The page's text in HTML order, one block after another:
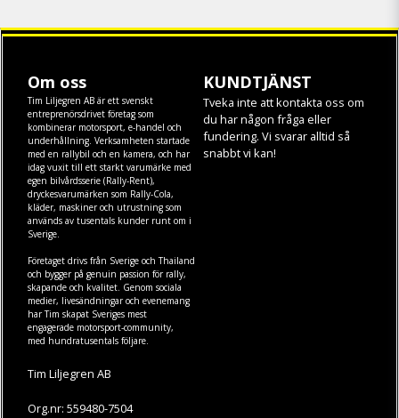
Om oss
Tim Liljegren AB är ett svenskt
entreprenörsdrivet företag som
kombinerar motorsport, e-handel och
underhållning. Verksamheten startade
med en rallybil och en kamera, och har
idag vuxit till ett starkt varumärke med
egen bilvårdsserie (Rally-Rent),
dryckesvarumärken som Rally-Cola,
kläder, maskineroch utrustning som
används av tusentals kunder runt om i
Sverige.
Företaget drivs från Sverige och Thailand
och bygger på genuin passion för rally,
skapande och kvalitet. Genom sociala
medier, livesändningar och evenemang
har Tim skapat Sveriges mest
engagerade motorsport-community,
med hundratusentals följare.
Tim Liljegren AB
Org.nr: 559480-7504
KUNDTJÄNST
Tveka inte att kontakta oss om
du har någon fråga eller
fundering. Vi svarar alltid så
snabbt vi kan!